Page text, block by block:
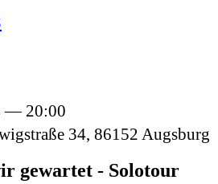
20:00
34, 86152 Augsburg
gewartet - Solotour